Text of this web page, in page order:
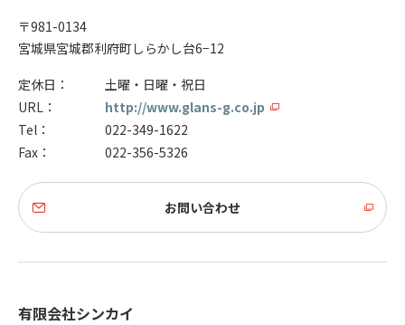
〒981-0134
宮城県宮城郡利府町しらかし台6−12
定休日：
土曜・日曜・祝日
URL：
http://www.glans-g.co.jp
Tel：
022-349-1622
Fax：
022-356-5326
お問い合わせ
有限会社シンカイ